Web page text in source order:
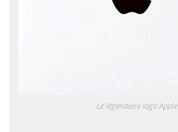
Le légendaire logo Apple